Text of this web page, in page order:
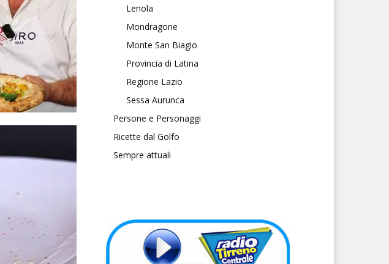
Lenola
Mondragone
Monte San Biagio
Provincia di Latina
Regione Lazio
Sessa Aurunca
Persone e Personaggi
Ricette dal Golfo
Sempre attuali